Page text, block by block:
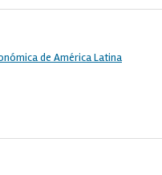
de América Latina